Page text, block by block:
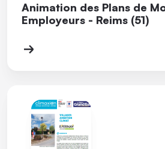
Animation des Plans de
Employeurs - Reims (51)